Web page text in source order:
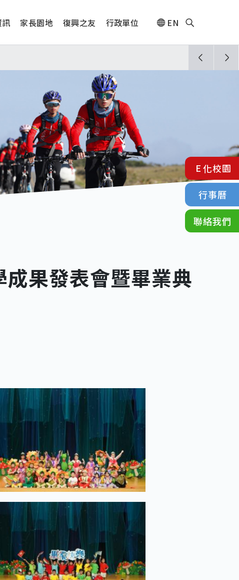
家長園地 復興之友 行政單位 EN
9人🎊
合管制與避難演練，以免受罰。
果發表會暨畢業典
E化校園
行事曆
聯絡我們